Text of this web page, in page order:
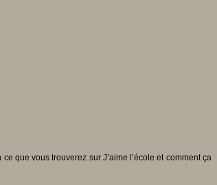
que vous trouverez sur J’aime l’école et comment ça